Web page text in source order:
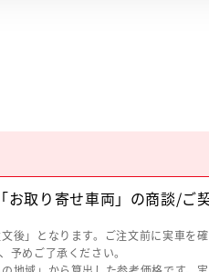
取り寄せ車両」の商談/ご
後」となります。ご注文前に実車を
予めご了承ください。